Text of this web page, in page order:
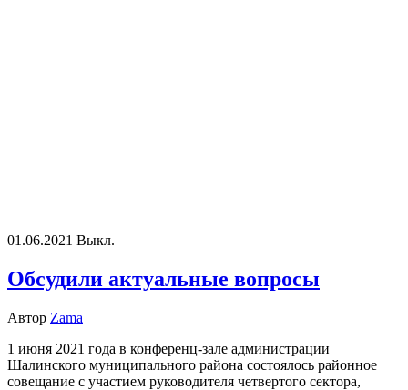
01.06.2021 Выкл.
Обсудили актуальные вопросы
Автор Zama
1 июня 2021 года в конференц-зале администрации
Шалинского муниципального района состоялось районное
совещание с участием руководителя четвертого сектора,